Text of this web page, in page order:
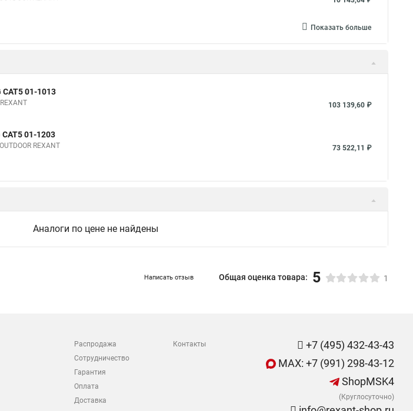
Показать больше
CAT5 01-1013
103 139,60 ₽
CAT5 01-1203
REXANT 73 522,11 ₽
Аналоги по цене не найдены
Написать отзыв Общая оценка товара: 5 1
Распродажа
Сотрудничество
Гарантия
Оплата
Доставка
Контакты
+7 (495) 432-43-43
MAX: +7 (991) 298-43-12
ShopMSK4
(Круглосуточно)